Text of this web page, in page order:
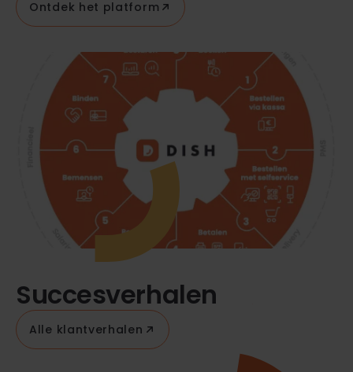
Ontdek het platform
Succesverhalen
Alle klantverhalen